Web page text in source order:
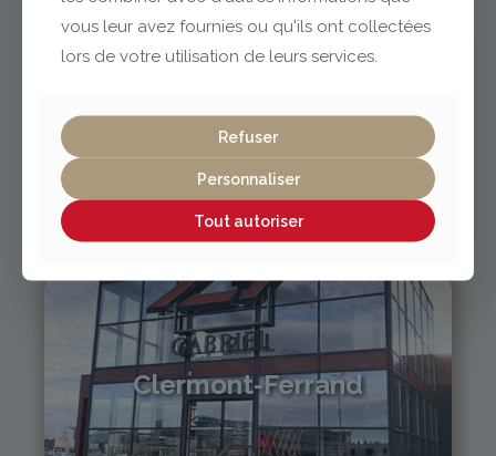
Issoire
04 73 55 06 09
contact@gabriel-sa.fr
Clermont-Ferrand
vous leur avez fournies ou qu'ils ont collectées
lors de votre utilisation de leurs services.
Refuser
Personnaliser
Tout autoriser